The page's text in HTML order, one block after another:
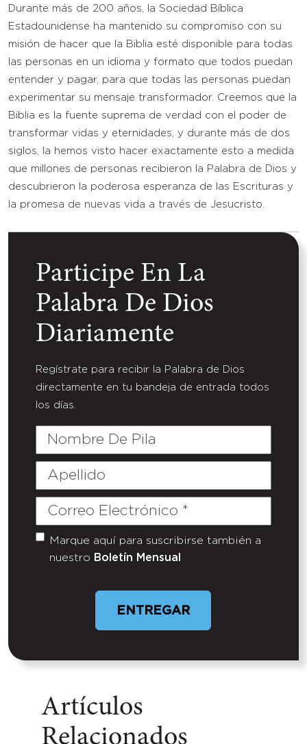
Durante más de 200 años, la Sociedad Bíblica
Estadounidense ha mantenido su compromiso con su
misión de hacer que la Biblia esté disponible para todas
las personas en un idioma y formato que todos puedan
entender y pagar, para que todas las personas puedan
experimentar su mensaje transformador. Creemos que la
Biblia es la fuente suprema de verdad con el poder de
transformar vidas y eternidades, y durante más de dos
siglos, la hemos visto hacer exactamente esto a medida
que millones de personas recibieron la Palabra de Dios y
descubrieron la poderosa esperanza de las Escrituras y
la promesa de nuevas vida a través de Jesucristo.
Participe En La
Palabra De Dios
Diariamente
Regístrate para recibir la Palabra de Dios
directamente en tu bandeja de entrada todos
los días.
Nombre
Pila
Apellido
Correo
Untitled
Marque aquí para suscribirse también a
nuestro Boletín Mensual
Artículos
Relacionados